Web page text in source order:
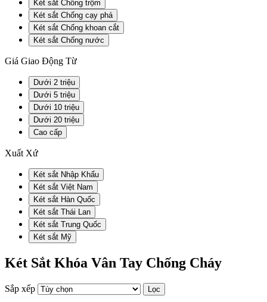
Két sắt Chống trộm
Két sắt Chống cạy phá
Két sắt Chống khoan cắt
Két sắt Chống nước
Giá Giao Động Từ
Dưới 2 triệu
Dưới 5 triệu
Dưới 10 triệu
Dưới 20 triệu
Cao cấp
Xuất Xứ
Két sắt Nhập Khẩu
Két sắt Việt Nam
Két sắt Hàn Quốc
Két sắt Thái Lan
Két sắt Trung Quốc
Két sắt Mỹ
Két Sắt Khóa Vân Tay Chống Cháy
Sắp xếp Lọc